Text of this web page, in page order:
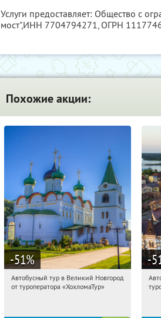
Услуги предоставляет: Общество с
мост",ИНН 7704794271, ОГРН
Похожие акции:
-51%
07:31:54 Купили:2
Автобусный тур в Великий Новгород
от туроператора «ХохломаТур»
-